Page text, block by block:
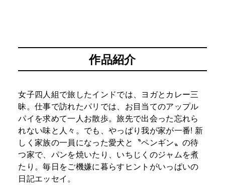
作品紹介
女子四人組で旅したインドでは、ヨガとカレー三
昧。仕事で訪れたパリでは、お目当てのアップル
パイを求めて一人お散歩。旅先で出会った忘れら
れない味と人々。でも、やっぱり我が家が一番! 新
しく家族の一員になった愛犬と〝ペンギン〟の待
つ家で、パンを焼いたり、いちじくのジャムを煮
たり。毎日をご機嫌に暮らすヒントがいっぱいの
日記エッセイ。